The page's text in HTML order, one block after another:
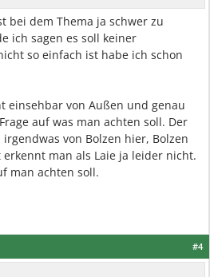
bei dem Thema ja schwer zu
ich sagen es soll keiner
so einfach ist habe ich schon
einsehbar von Außen und genau
auf was man achten soll. Der
von Bolzen hier, Bolzen
man als Laie ja leider nicht.
man achten soll.
#4